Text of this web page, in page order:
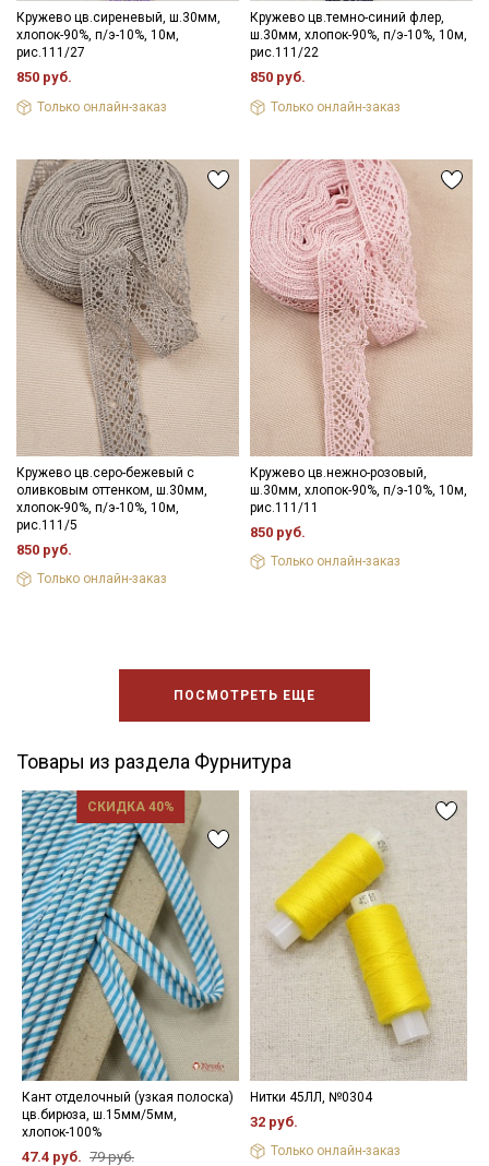
Кружево цв.сиреневый, ш.30мм,
хлопок-90%, п/э-10%, 10м,
рис.111/27
850 руб.
Только онлайн-заказ
Кружево цв.темно-синий флер,
ш.30мм, хлопок-90%, п/э-10%, 10м,
рис.111/22
850 руб.
Только онлайн-заказ
Кружево цв.серо-бежевый с
оливковым оттенком, ш.30мм,
хлопок-90%, п/э-10%, 10м,
рис.111/5
850 руб.
Только онлайн-заказ
Кружево цв.нежно-розовый,
ш.30мм, хлопок-90%, п/э-10%, 10м,
рис.111/11
850 руб.
Только онлайн-заказ
ПОСМОТРЕТЬ ЕЩЕ
Товары из раздела Фурнитура
СКИДКА 40%
Кант отделочный (узкая полоска)
цв.бирюза, ш.15мм/5мм,
хлопок-100%
47.4 руб. 79 руб.
Нитки 45ЛЛ, №0304
32 руб.
Только онлайн-заказ